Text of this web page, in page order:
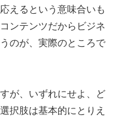
えるという意味合いも
ンテンツだからビジネ
のが、実際のところで
が、いずれにせよ、ど
択肢は基本的にとりえ